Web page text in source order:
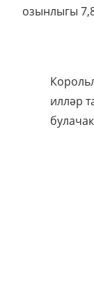
озынлыгы
илләр